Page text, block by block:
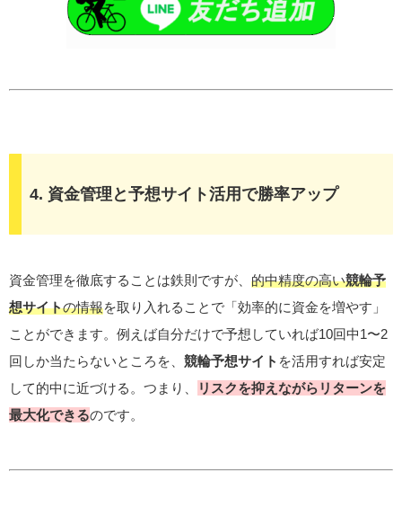
4. 資金管理と予想サイト活用で勝率アップ
資金管理を徹底することは鉄則ですが、 的中精度の高い競輪予
想サイトの情報を取り入れることで「効率的に資金を増やす」
ことができます。例えば自分だけで予想していれば10回中1〜2
回しか当たらないところを、 競輪予想サイト を活用すれば安定
して的中に近づける。つまり、
リスクを抑えながらリターンを
最大化できるのです。